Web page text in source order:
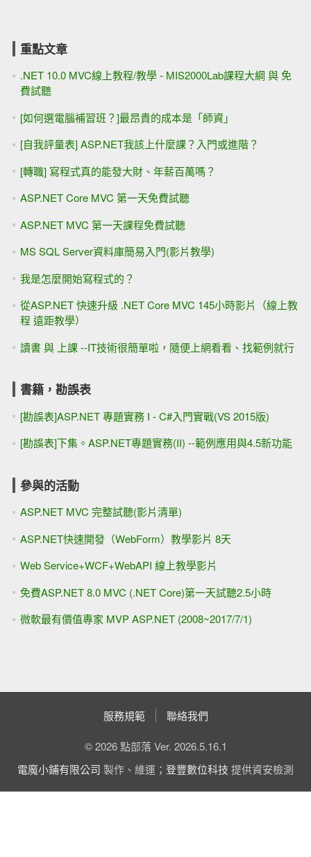
重點文章
.NET 10.0 MVC線上教程/教學 - MIS2000Lab課程大綱 與 免
費試聽
[如何選電腦補習班？]最昂貴的成本是「師資」
[自我評量表] ASP.NET我該上什麼課？入門或進階？
[轉職] 寫程式真的能發大財、年薪百萬嗎？
ASP.NET Core MVC 第一天免費試聽
ASP.NET MVC 第一天課程免費試聽
MS SQL Server資料庫簡易入門(影片教學)
我是怎麼開始寫程式的？
從ASP.NET 快速升級 .NET Core MVC 145小時影片（線上教
程 遠距教學）
讀書 與 上課 --IT技術很簡單啦，隨便上網看看、找範例就行
書籍，勘誤表
[勘誤表]ASP.NET 專題實務 I - C#入門實戰(VS 2015版)
[勘誤表]下集。ASP.NET專題實務(II) --範例應用與4.5新功能
參與的活動
ASP.NET MVC 完整試聽(影片清單)
ASP.NET快速開發（WebForm）教學影片 8天
Web Service+WCF+WebAPI 線上教學影片
免費ASP.NET 8.0 MVC (.NET Core)第一天試聽2.5小時
微軟最有價值專家 MVP ASP.NET (2008~2017/7/1)
服務規範 聯絡我們
© 2026 點部落 Ver. 2026.5.16.1
電魔小鋪有限公司 製作、維運； 登豐數位科技 提供資安檢測